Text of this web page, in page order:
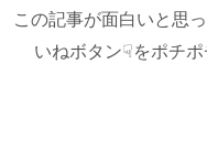
2025
海外
ドキ
この記事が面白いと思
いねボタン☟をポチポ